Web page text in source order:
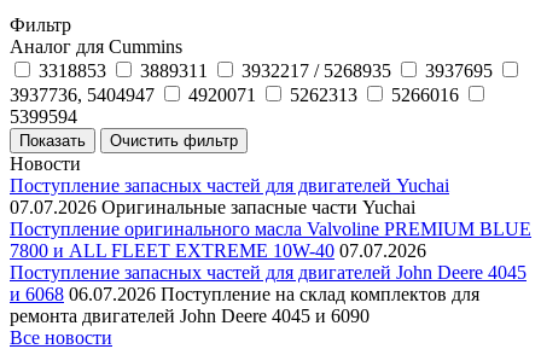
Фильтр
Аналог для Cummins
3318853
3889311 3932217 / 5268935
3937695
3937736, 5404947
4920071 5262313
5266016
5399594
Новости
Поступление запасных частей для двигателей Yuchai
07.07.2026 Оригинальные запасные части Yuchai
Поступление оригинального масла Valvoline PREMIUM BLUE
7800 и ALL FLEET EXTREME 10W-40 07.07.2026
Поступление запасных частей для двигателей John Deere 4045
и 6068 06.07.2026 Поступление на склад комплектов для
ремонта двигателей John Deere 4045 и 6090
Все новости